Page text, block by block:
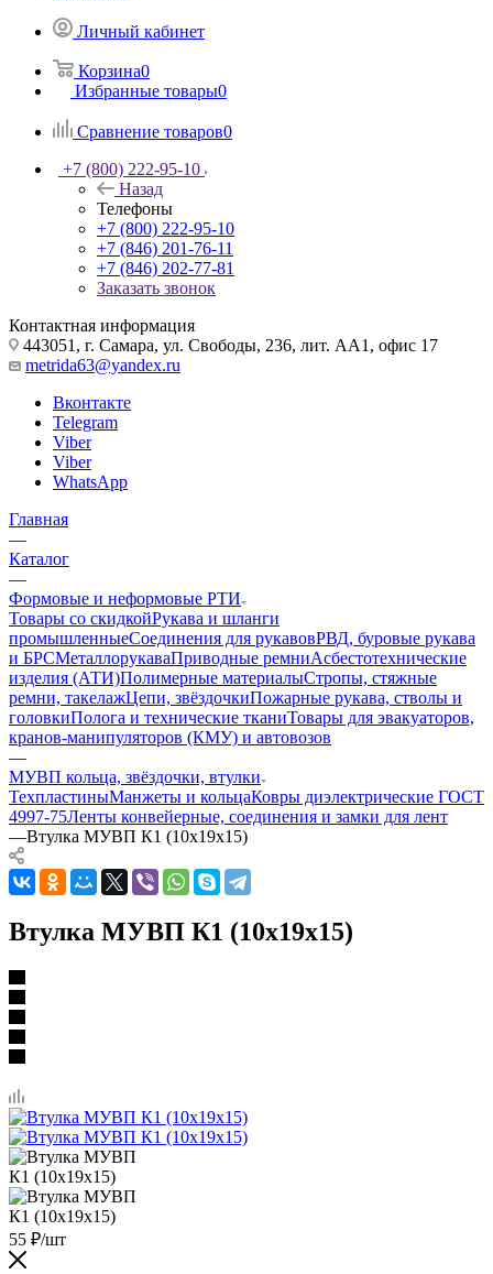
Личный кабинет
Корзина0
Избранные товары0
Сравнение товаров0
+7 (800) 222-95-10
Назад
Телефоны
+7 (800) 222-95-10
+7 (846) 201-76-11
+7 (846) 202-77-81
Заказать звонок
Контактная информация
443051, г. Самара, ул. Свободы, 236, лит. АА1, офис 17
metrida63@yandex.ru
Вконтакте
Telegram
Viber
Viber
WhatsApp
Главная
—
Каталог
—
Формовые и неформовые РТИ
Товары со скидкойРукава и шланги
промышленныеСоединения для рукавовРВД, буровые рукава
и БРСМеталлорукаваПриводные ремниАсбестотехнические
изделия (АТИ)Полимерные материалыСтропы, стяжные
ремни, такелажЦепи, звёздочкиПожарные рукава, стволы и
головкиПолога и технические тканиТовары для эвакуаторов,
кранов-манипуляторов (КМУ) и автовозов
—
МУВП кольца, звёздочки, втулки
ТехпластиныМанжеты и кольцаКовры диэлектрические ГОСТ
4997-75Ленты конвейерные, соединения и замки для лент
—Втулка МУВП К1 (10х19х15)
Втулка МУВП К1 (10х19х15)
55 ₽/шт